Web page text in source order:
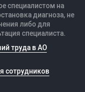
специалистом на
диагноза, не
либо для
специалиста.
труда в АО
сотрудников